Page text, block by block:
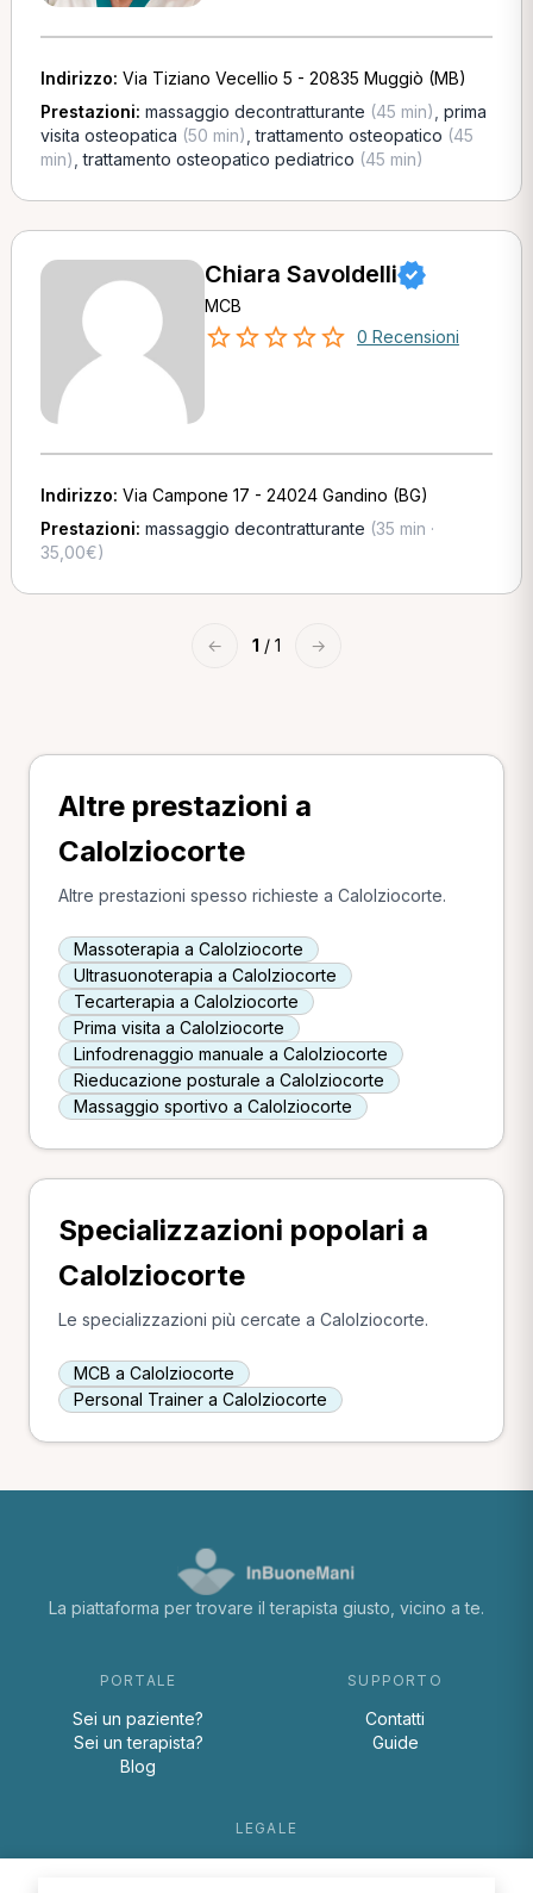
Indirizzo: Via Tiziano Vecellio 5 - 20835 Muggiò (MB)
Prestazioni: massaggio decontratturante (45 min) prima
visita osteopatica (50 min) ,trattamento osteopatico (45
min) ,trattamento osteopatico pediatrico (45 min)
Chiara Savoldelli
MCB
0 Recensioni
Indirizzo: Via Campone 17 - 24024 Gandino (BG)
Prestazioni: massaggio decontratturante (35 min ·
35,00€)
← 1 / 1 →
Altre prestazioni a
Calolziocorte
Altre prestazioni spesso richieste a Calolziocorte.
Massoterapia a Calolziocorte
Ultrasuonoterapia a Calolziocorte
Tecarterapia a Calolziocorte
Prima visita a Calolziocorte
Linfodrenaggio manuale a Calolziocorte
Rieducazione posturale a Calolziocorte
Massaggio sportivo a Calolziocorte
Specializzazioni popolari a
Calolziocorte
Le specializzazioni più cercate a Calolziocorte.
MCB a Calolziocorte
Personal Trainer a Calolziocorte
La piattaforma per trovare il terapista giusto, vicino a te.
PORTALE
Sei un paziente?
Sei un terapista?
Blog
SUPPORTO
Contatti
Guide
LEGALE